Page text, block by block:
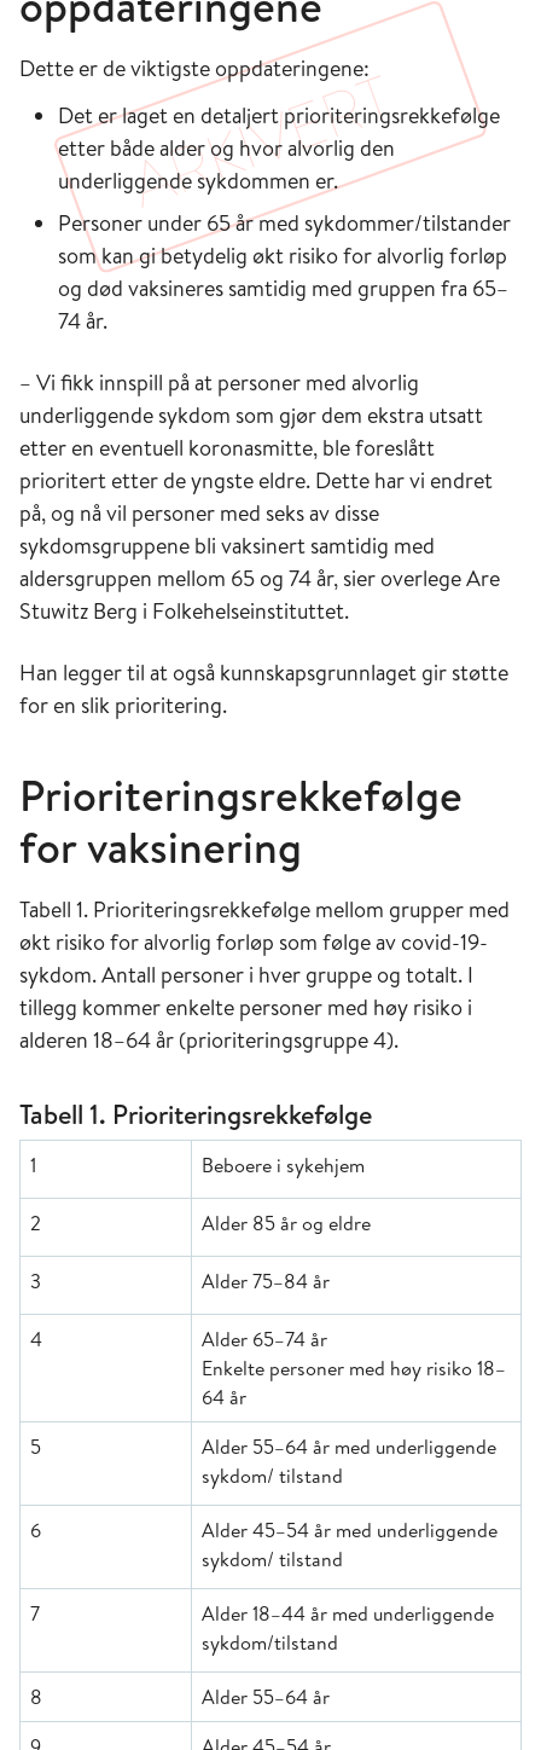
Dette er de viktigste oppdateringene:
Det er laget en detaljert prioriteringsrekkefølge
etter både alder og hvor alvorlig den
underliggende sykdommen er.
Personer under 65 år med sykdommer/tilstander
som kan gi betydelig økt risiko for alvorlig forløp
og død vaksineres samtidig med gruppen fra 65–
74 år.
– Vi fikk innspill på at personer med alvorlig
underliggende sykdom som gjør dem ekstra utsatt
etter en eventuell koronasmitte, ble foreslått
prioritert etter de yngste eldre. Dette har vi endret
på, og nå vil personer med seks av disse
sykdomsgruppene bli vaksinert samtidig med
aldersgruppen mellom 65 og 74 år, sier overlege Are
Stuwitz Berg i Folkehelseinstituttet.
Han legger til at også kunnskapsgrunnlaget gir støtte
for en slik prioritering.
Prioriteringsrekkefølge
for vaksinering
Tabell 1. Prioriteringsrekkefølge mellom grupper med
økt risiko for alvorlig forløp som følge av covid-19-
sykdom. Antall personer i hver gruppe og totalt. I
tillegg kommer enkelte personer med høy risiko i
alderen 18–64 år (prioriteringsgruppe 4).
Tabell 1. Prioriteringsrekkefølge
1 Beboere i sykehjem
2 Alder 85 år og eldre
3 Alder 75–84 år
4
Alder 65–74 år
Enkelte personer med høy risiko 18–
64 år
5
Alder 55–64 år med underliggende
sykdom/ tilstand
6
Alder 45–54 år med underliggende
sykdom/ tilstand
7
Alder 18–44 år med underliggende
sykdom/tilstand
8
Alder 55–64 år